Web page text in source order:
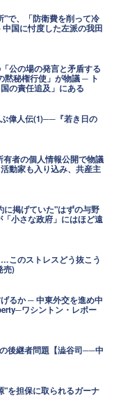
"で、「防衛費を削って冷
国に忖度した左派の我田
公の場の発言と矛盾する
黙秘権行使」が物議 ─ ト
の責任追及」にある
ぶ偉人伝(1)──『若き日の
者の個人情報公開で物議
動家も入り込み、共産主
に掲げていた"はずの与野
小さな政府」にはほど遠
このストレスどう抜こう
売)
るか ─ 中東外交を進め中
ワシントン・レポー
後継者問題【澁谷司──中
"を担保に取られるガーナ